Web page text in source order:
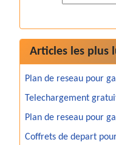
Articles les plus
Plan de reseau pour
Telechargement
Plan de reseau pour
Coffrets de depart